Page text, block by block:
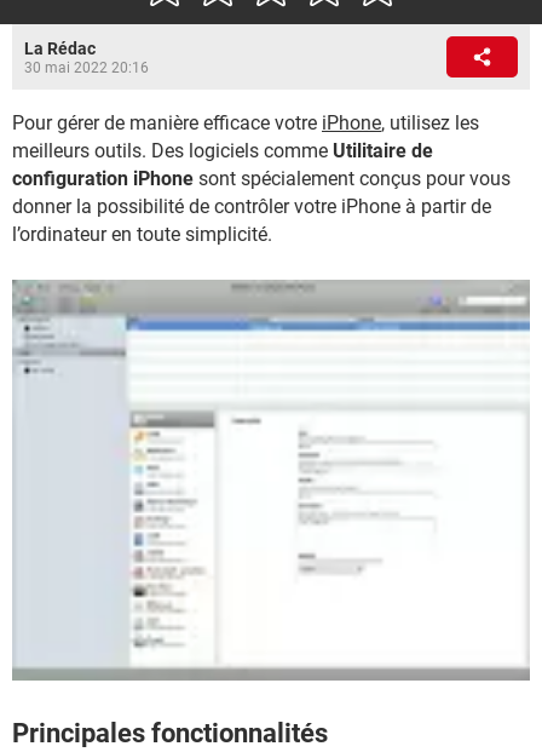
La Rédac
30 mai 2022 20:16
Pour gérer de manière efficace votre iPhone, utilisez les
meilleurs outils. Des logiciels comme Utilitaire de
configuration iPhone sont spécialement conçus pour vous
donner la possibilité de contrôler votre iPhone à partir de
l’ordinateur en toute simplicité.
Principales fonctionnalités